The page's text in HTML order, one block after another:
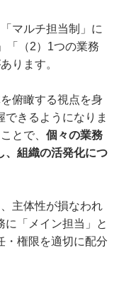
マルチ担当制」に
「（2）1つの業務
ります。
俯瞰する視点を身
きるようになりま
とで、 個々の業務
、組織の活発化につ
主体性が損なわれ
に「メイン担当」と
・権限を適切に配分